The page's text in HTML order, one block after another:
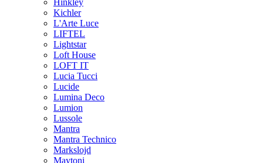
Hinkley
Kichler
L'Arte Luce
LIFTEL
Lightstar
Loft House
LOFT IT
Lucia Tucci
Lucide
Lumina Deco
Lumion
Lussole
Mantra
Mantra Technico
Markslojd
Maytoni